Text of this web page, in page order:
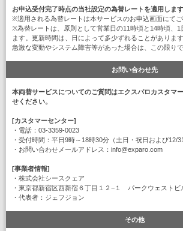
お申込受付完了時点の当社設定の為替レートを適用します
※適用される為替レートは本サービスのお申込画面にてご
※為替レートは、原則として営業日の11時頃と14時頃、1
ます。更新時間は、日によって多少ずれることがありま
急激な変動やシステム障害等があった場合は、この限りで
お問い合わせ先
本両替サービスについてのご質問はエクスパロカスタマ
せください。
[カスタマーセンター]
・電話：03-3359-0023
・受付時間：平日9時～18時30分（土日・祝日および12/
・お問い合わせメールアドレス：info@exparo.com
[事業者情報]
・株式会社シースクェア
・東京都新宿区西新宿６丁目１２−１ パークウェストビ
・代表者：ジェフジョン
その他